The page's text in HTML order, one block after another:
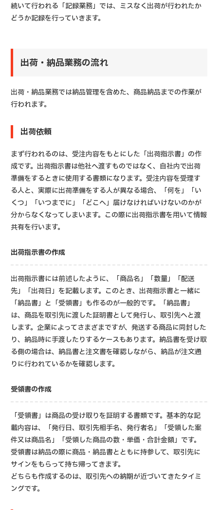
続いて行われる「記録業務」では、ミスなく出荷が行われたか
どうか記録を行っていきます。
出荷・納品業務の流れ
出荷・納品業務では納品管理を含めた、商品納品までの作業が
行われます。
出荷依頼
まず行われるのは、受注内容をもとにした「出荷指示書」の作
成です。出荷指示書は他社へ渡すものではなく、自社内で出荷
準備をするときに使用する書類になります。受注内容を受理す
る人と、実際に出荷準備をする人が異なる場合、「何を」「い
くつ」「いつまでに」「どこへ」届けなければいけないのかが
分からなくなってしまいます。この際に出荷指示書を用いて情報
共有を行います。
出荷指示書の作成
出荷指示書には前述したように、「商品名」「数量」「配送
先」「出荷日」を記載します。このとき、出荷指示書と一緒に
「納品書」と「受領書」も作るのが一般的です。「納品書」
は、商品を取引先に渡した証明書として発行し、取引先へと渡
します。企業によってさまざまですが、発送する商品に同封した
り、納品時に手渡したりするケースもあります。納品書を受け取
る側の場合は、納品書と注文書を確認しながら、納品が注文通
りに行われているかを確認します。
受領書の作成
「受領書」は商品の受け取りを証明する書類です。基本的な記
載内容は、「発行日、取引先相手名、発行者名」「受領した案
件又は商品名」「受領した商品の数・単価・合計金額」です。
受領書は納品の際に商品・納品書とともに持参して、取引先に
サインをもらって持ち帰ってきます。
どちらも作成するのは、取引先への納期が近づいてきたタイミ
ングです。